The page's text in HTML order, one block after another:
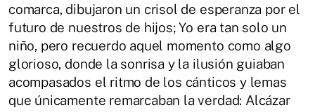
comarca, dibujaron un crisol de esperanza por el
futuro de nuestros de hijos; Yo era tan solo un
niño, pero recuerdo aquel momento como algo
glorioso, donde la sonrisa y la ilusión guiaban
acompasados el ritmo de los cánticos y lemas
que únicamente remarcaban la verdad: Alcázar